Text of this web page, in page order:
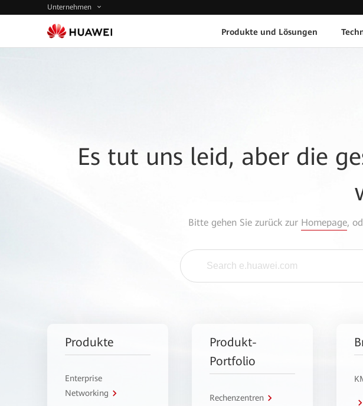
Unternehmen
Produkte und Lösungen
Es tut uns leid, aber die
Bitte gehen Sie zurück zur Homepage,
Produkte
Enterprise
Networking
Produkt-
Portfolio
Rechenzentren